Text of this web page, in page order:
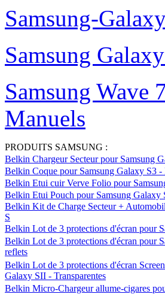
Samsung-
Samsung
Samsung Wave
Manuels
PRODUITS SAMSUNG :
Belkin Chargeur Secteur pour Samsung
Belkin Coque pour Samsung Galaxy S3
Belkin Etui cuir Verve Folio pour
Belkin Etui Pouch pour Samsung Galaxy
Belkin Kit de Charge Secteur +
S
Belkin Lot de 3 protections d'écran pour
Belkin Lot de 3 protections d'écran pour
reflets
Belkin Lot de 3 protections d'écran
Galaxy SII - Transparentes
Belkin Micro-Chargeur allume-cigares